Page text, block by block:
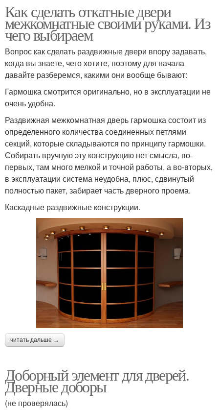
Как сделать откатные двери
межкомнатные своими руками. Из
чего выбираем
Вопрос как сделать раздвижные двери впору задавать,
когда вы знаете, чего хотите, поэтому для начала
давайте разберемся, какими они вообще бывают:
Гармошка смотрится оригинально, но в эксплуатации не
очень удобна.
Раздвижная межкомнатная дверь гармошка состоит из
определенного количества соединенных петлями
секций, которые складываются по принципу гармошки.
Собирать вручную эту конструкцию нет смысла, во-
первых, там много мелкой и точной работы, а во-вторых,
в эксплуатации система неудобна, плюс, сдвинутый
полностью пакет, забирает часть дверного проема.
Каскадные раздвижные конструкции.
читать дальше →
Доборный элемент для дверей.
Дверные доборы
(не проверялась)